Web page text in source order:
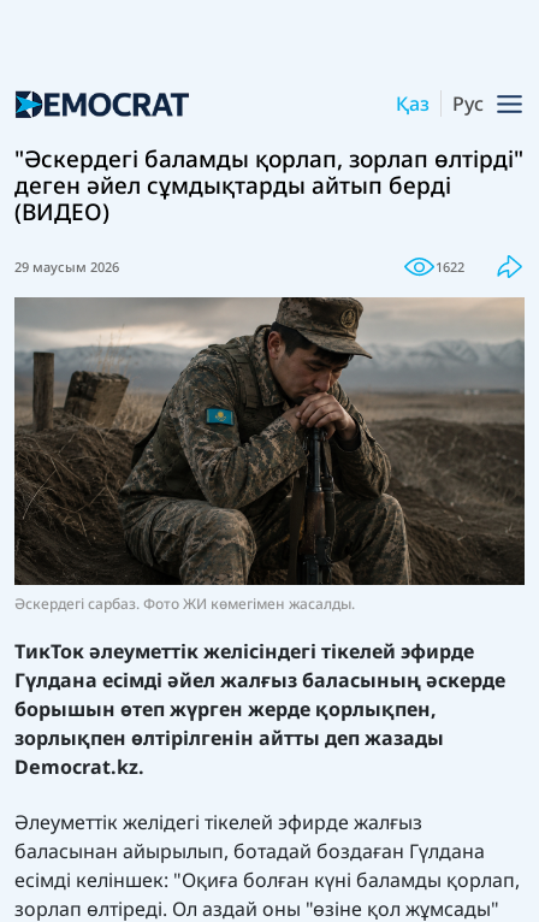
Қаз Рус
"Әскердегі баламды қорлап, зорлап өлтірді"
деген әйел сұмдықтарды айтып берді
(ВИДЕО)
29 маусым 2026 1622
Әскердегі сарбаз. Фото ЖИ көмегімен жасалды.
ТикТок әлеуметтік желісіндегі тікелей эфирде
Гүлдана есімді әйел жалғыз баласының әскерде
борышын өтеп жүрген жерде қорлықпен,
зорлықпен өлтірілгенін айтты деп жазады
Democrat.kz.
Әлеуметтік желідегі тікелей эфирде жалғыз
баласынан айырылып, ботадай боздаған Гүлдана
есімді келіншек: "Оқиға болған күні баламды қорлап,
зорлап өлтіреді. Ол аздай оны "өзіне қол жұмсады"